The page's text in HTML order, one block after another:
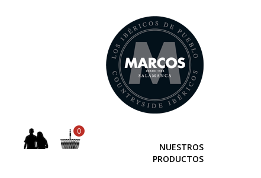
0
NUESTROS
PRODUCTOS